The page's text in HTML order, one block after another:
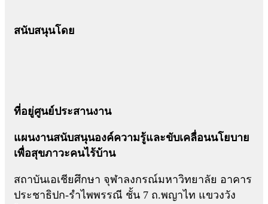
สนับสนุนโดย
ที่อยู่ศูนย์ประสานงาน
แผนงานสนับสนุนองค์ความรู้และขับเคลื่อนนโยบาย
เพื่อสุขภาวะคนไร้บ้าน
สถาบันเอเชียศึกษา จุฬาลงกรณ์มหาวิทยาลัย อาคาร
ประชาธิปก-รำไพพรรณี ชั้น 7 ถ.พญาไท แขวงวัง